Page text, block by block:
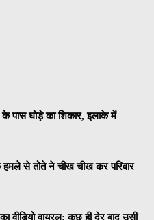
के पास घोड़े का शिकार, इलाके में
के हमले से तोते ने चीख चीख कर परिवार
वीडियो वायरल: कुछ ही देर बाद उसी